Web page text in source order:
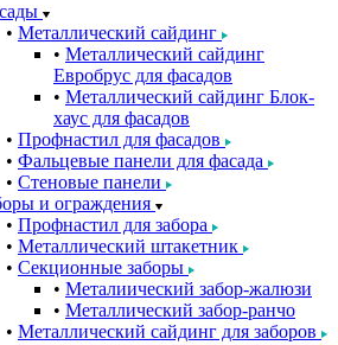
Металлический сайдинг
Металлический сайдинг
Евробрус для фасадов
Металлический сайдинг Блок-
хаус для фасадов
Профнастил для фасадов
Фальцевые панели для фасада
Стеновые панели
и ограждения
Профнастил для забора
Металлический штакетник
Секционные заборы
Металиический забор-жалюзи
Металлический забор-ранчо
Металлический сайдинг для заборов